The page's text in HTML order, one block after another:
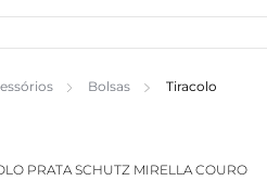
Bolsas Tiracolo
PRATA SCHUTZ MIRELLA COURO